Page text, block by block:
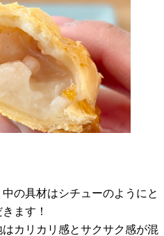
の具材はシチューのようにと
ます！
カリカリ感とサクサク感が混